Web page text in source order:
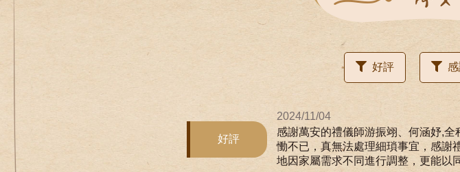
好評
好評
2024/11/04
感謝萬安的禮儀師游振翊、何涵妤,
慟不已，真無法處理細瑣事宜，感謝
地因家屬需求不同進行調整，更能以